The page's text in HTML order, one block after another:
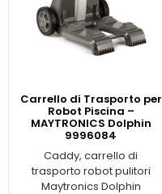
Carrello di Trasporto per
Robot Piscina –
MAYTRONICS Dolphin
9996084
Caddy, carrello di
trasporto robot pulitori
Maytronics Dolphin